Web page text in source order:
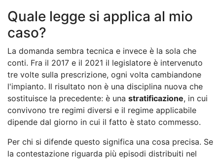
Quale legge si applica al mio
caso?
La domanda sembra tecnica e invece è la sola che
conti. Fra il 2017 e il 2021 il legislatore è intervenuto
tre volte sulla prescrizione, ogni volta cambiandone
l'impianto. Il risultato non è una disciplina nuova che
sostituisce la precedente: è una stratificazione, in cui
convivono tre regimi diversi e il regime applicabile
dipende dal giorno in cui il fatto è stato commesso.
Per chi si difende questo significa una cosa precisa. Se
la contestazione riguarda più episodi distribuiti nel